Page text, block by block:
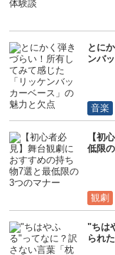
とに
ンバ
音楽
【初
低限
観劇
"ちは
られ